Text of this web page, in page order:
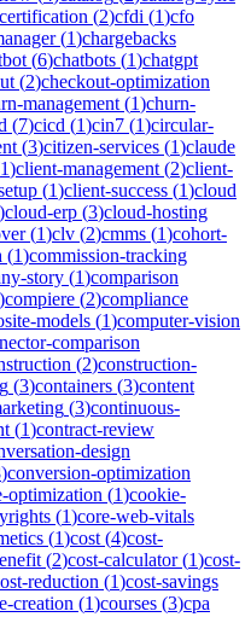
certification (2)cfdi (1)cfo
(1)chargebacks
(6)chatbots (1)chatgpt
(2)checkout-optimization
management (1)churn-
(7)cicd (1)cin7 (1)circular-
(3)citizen-services (1)claude
1)client-management (2)client-
(1)client-success (1)cloud
)cloud-erp (3)cloud-hosting
(1)clv (2)cmms (1)cohort-
(1)commission-tracking
story (1)comparison
)compiere (2)compliance
models (1)computer-vision
comparison
(2)construction-
(3)containers (3)content
(3)continuous-
(1)contract-review
design
)conversion-optimization
optimization (1)cookie-
(1)core-web-vitals
(1)cost (4)cost-
(2)cost-calculator(1)cost-
reduction (1)cost-savings
creation (1)courses (3)cpa